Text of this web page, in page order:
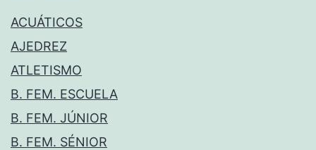
ACUÁTICOS
AJEDREZ
ATLETISMO
B. FEM. ESCUELA
B. FEM. JÚNIOR
B. FEM. SÉNIOR